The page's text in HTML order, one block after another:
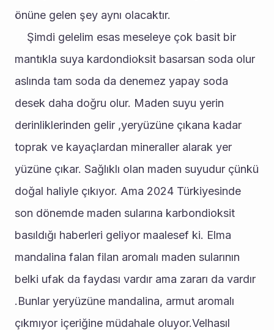
önüne gelen şey aynı olacaktır.
mantıkla suya kardondioksit basarsan soda olur
aslında tam soda da denemez yapay soda
desek daha doğru olur. Maden suyu yerin
derinliklerinden gelir ,yeryüzüne çıkana kadar
toprak ve kayaçlardan mineraller alarak yer
yüzüne çıkar. Sağlıklı olan maden suyudur çünkü
doğal haliyle çıkıyor. Ama 2024 Türkiyesinde
son dönemde maden sularına karbondioksit
basıldığı haberleri geliyor maalesef ki. Elma
mandalina falan filan aromalı maden sularının
belki ufak da faydası vardır ama zararı da vardır
.Bunlar yeryüzüne mandalina, armut aromalı
çıkmıyor içeriğine müdahale oluyor.Velhasıl